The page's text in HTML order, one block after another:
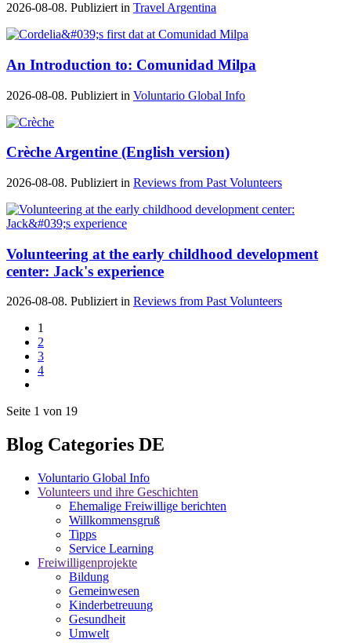
2026-08-08. Publiziert in Travel Argentina
An Introduction to: Comunidad Milpa
2026-08-08. Publiziert in Voluntario Global Info
Crèche Argentine (English version)
2026-08-08. Publiziert in Reviews from Past Volunteers
Volunteering at the early childhood development
center: Jack's experience
2026-08-08. Publiziert in Reviews from Past Volunteers
1
2
3
4
Seite 1 von 19
Blog Categories DE
Voluntario Global Info
Volunteers und ihre Geschichten
Ehemalige Freiwillige berichten
Willkommensgruß
Tipps
Service Learning
Freiwilligenprojekte
Bildung
Gemeinwesen
Kinderbetreuung
Gesundheit
Umwelt